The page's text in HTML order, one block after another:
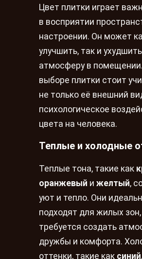
Цвет плитки играет
в восприятии
настроении. Он может
улучшить, так и ухудшить
атмосферу в
выборе плитки стоит
не только её внешний
психологическое
цвета на человека.
Теплые и холодные
Теплые тона, такие как
оранжевый и желтый,
уют и тепло. Они
подходят для жилых зон,
требуется создать
дружбы и комфорта.
оттенки, такие как синий,